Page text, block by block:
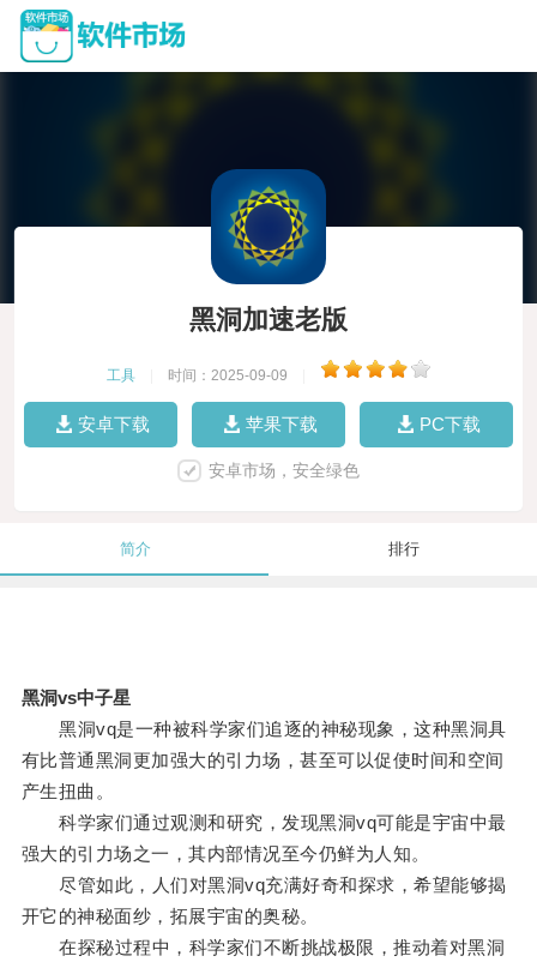
黑洞加速老版
工具 时间：2025-09-09
安卓下载 苹果下载 PC下载
安卓市场，安全绿色
简介 排行
黑洞vs中子星
黑洞vq是一种被科学家们追逐的神秘现象，这种黑洞具
有比普通黑洞更加强大的引力场，甚至可以促使时间和空间
产生扭曲。
科学家们通过观测和研究，发现黑洞vq可能是宇宙中最
强大的引力场之一，其内部情况至今仍鲜为人知。
尽管如此，人们对黑洞vq充满好奇和探求，希望能够揭
开它的神秘面纱，拓展宇宙的奥秘。
在探秘过程中，科学家们不断挑战极限，推动着对黑洞